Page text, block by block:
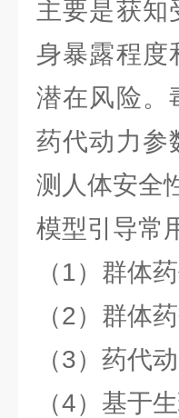
主要是获知
身暴露程度
潜在风险。
药代动力参
测人体安全
模型引导常
（1）群体
（2）群体
（3）药代
（4）基于